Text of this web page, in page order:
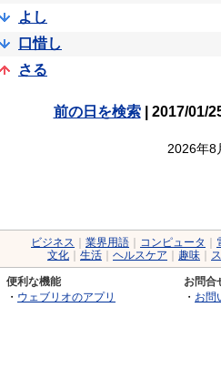
よし
口惜し
さる
前の日を検索| 2017/01/
2026年8
ビジネス 業界用語 コンピュータ
文化
生活 ヘルスケア 趣味
便利な機能
・ ウェブリオのアプリ
お問合
・ お問